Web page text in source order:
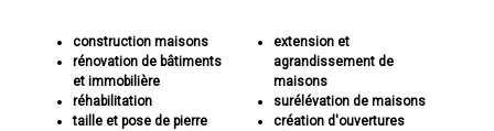
construction maisons
rénovation de bâtiments
et immobilière
réhabilitation
taille et pose de pierre
extension et
agrandissement de
maisons
surélévation de maisons
création d'ouvertures